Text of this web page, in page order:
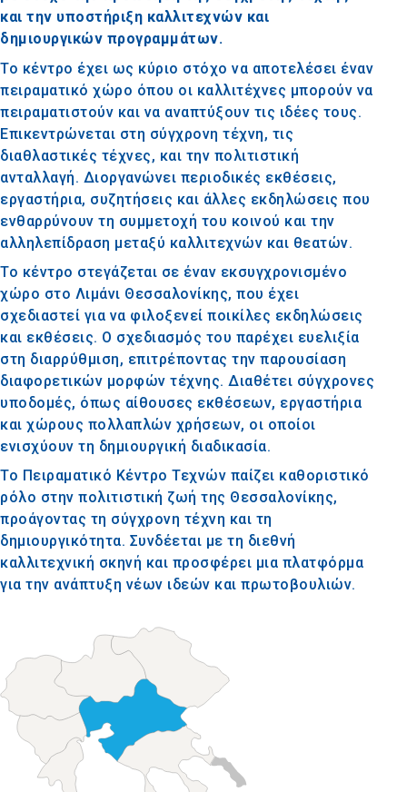
και την υποστήριξη καλλιτεχνών και
δημιουργικών προγραμμάτων.
Το κέντρο έχει ως κύριο στόχο να αποτελέσει έναν
πειραματικό χώρο όπου οι καλλιτέχνες μπορούν να
πειραματιστούν και να αναπτύξουν τις ιδέες τους.
Επικεντρώνεται στη σύγχρονη τέχνη, τις
διαθλαστικές τέχνες, και την πολιτιστική
ανταλλαγή. Διοργανώνει περιοδικές εκθέσεις,
εργαστήρια, συζητήσεις και άλλες εκδηλώσεις που
ενθαρρύνουν τη συμμετοχή του κοινού και την
αλληλεπίδραση μεταξύ καλλιτεχνών και θεατών.
Το κέντρο στεγάζεται σε έναν εκσυγχρονισμένο
χώρο στο Λιμάνι Θεσσαλονίκης, που έχει
σχεδιαστεί για να φιλοξενεί ποικίλες εκδηλώσεις
και εκθέσεις. Ο σχεδιασμός του παρέχει ευελιξία
στη διαρρύθμιση, επιτρέποντας την παρουσίαση
διαφορετικών μορφών τέχνης. Διαθέτει σύγχρονες
υποδομές, όπως αίθουσες εκθέσεων, εργαστήρια
και χώρους πολλαπλών χρήσεων, οι οποίοι
ενισχύουν τη δημιουργική διαδικασία.
Το Πειραματικό Κέντρο Τεχνών παίζει καθοριστικό
ρόλο στην πολιτιστική ζωή της Θεσσαλονίκης,
προάγοντας τη σύγχρονη τέχνη και τη
δημιουργικότητα. Συνδέεται με τη διεθνή
καλλιτεχνική σκηνή και προσφέρει μια πλατφόρμα
για την ανάπτυξη νέων ιδεών και πρωτοβουλιών.